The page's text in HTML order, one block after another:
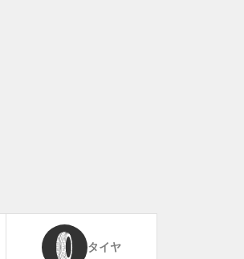
タイヤ